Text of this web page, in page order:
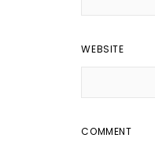
WEBSITE
COMMENT